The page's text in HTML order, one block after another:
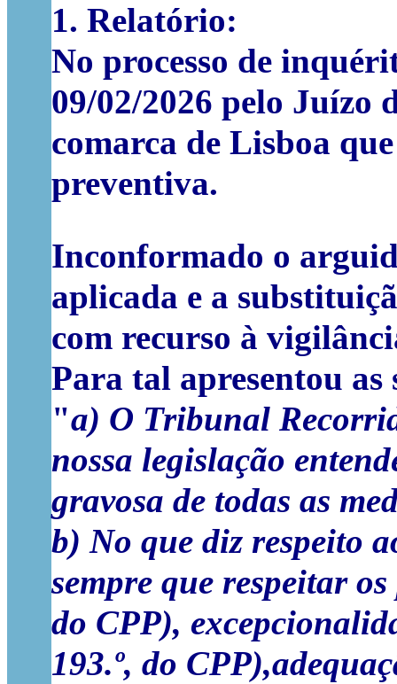
1. Relatório:
No processo de
09/02/2026 pelo
comarca de Lisboa
preventiva.
Inconformado o
aplicada e a
com recurso à
Para tal apresentou as
"a) O Tribunal
nossa legislação
gravosa de todas as
b) No que diz respeito
sempre que respeitar
do CPP),
193.º, do